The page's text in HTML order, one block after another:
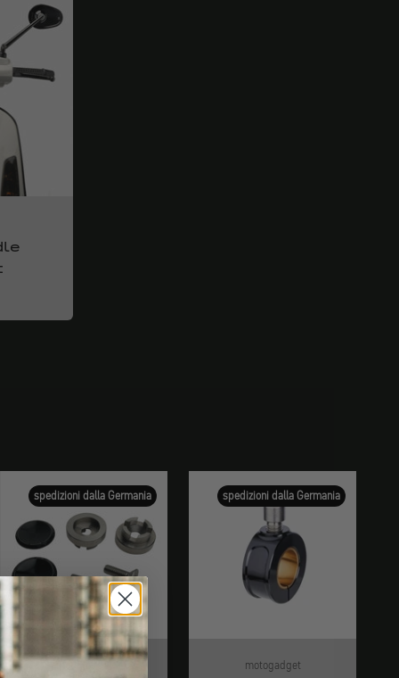
spedizioni dalla Germania
motogadget
spedizioni dalla Germania
motogadget